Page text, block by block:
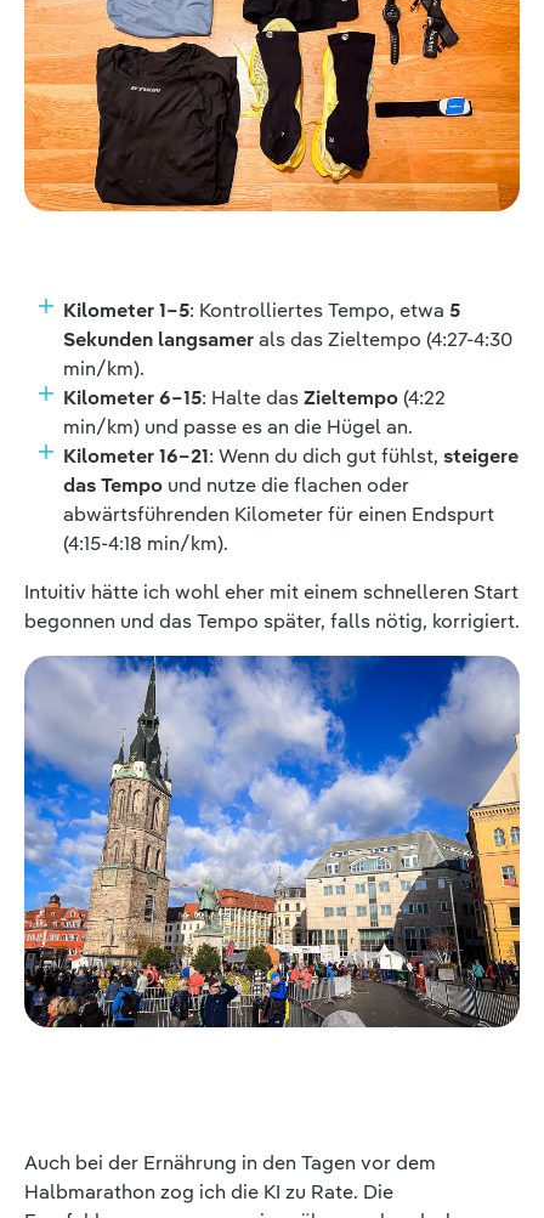
Kilometer 1–5: Kontrolliertes Tempo, etwa 5
Sekunden langsamerals das Zieltempo (4:27-4:30
min/km).
Kilometer 6–15: Halte dasZieltempo(4:22
min/km) und passe es an die Hügel an.
Kilometer 16–21: Wenn du dich gut fühlst, steigere
das Tempo und nutze die flachen oder
abwärtsführenden Kilometer für einen Endspurt
(4:15-4:18 min/km).
Intuitiv hätte ich wohl eher mit einem schnelleren Start
begonnen und das Tempo später, falls nötig, korrigiert.
Auch bei der Ernährung in den Tagen vor dem
Halbmarathon zog ich die KI zu Rate. Die